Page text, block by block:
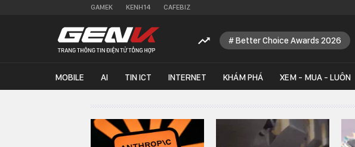
GAMEK KENH14 CAFEBIZ
Better Choice Awards 2026
MOBILE AI TIN ICT INTERNET KHÁM PHÁ XEM - MUA - LUÔN